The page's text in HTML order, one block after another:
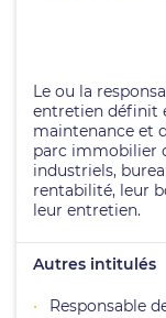
Le ou la
entretien définit
maintenance et
parc immobilier
industriels,
rentabilité, leur
leur entretien.
Autres intitulés
Responsable